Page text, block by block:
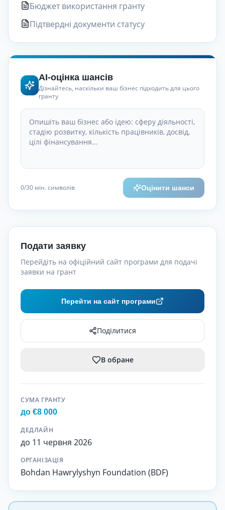
Бюджет використання гранту
Підтвердні документи статусу
AI-оцінка шансів
Дізнайтесь, наскільки ваш бізнес підходить для цього
гранту
0/30 мін. символів Оцінити шанси
Подати заявку
Перейдіть на офіційний сайт програми для подачі
заявки на грант
Перейти на сайт програми
Поділитися
В обране
СУМА ГРАНТУ
до €8 000
ДЕДЛАЙН
до 11 червня 2026
ОРГАНІЗАЦІЯ
Bohdan Hawrylyshyn Foundation (BDF)